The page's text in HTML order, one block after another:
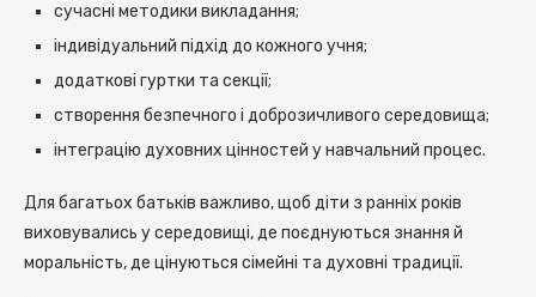
сучасні методики викладання;
індивідуальний підхід до кожного учня;
додаткові гуртки та секції;
створення безпечного і доброзичливого середовища;
інтеграцію духовних цінностей у навчальний процес.
Для багатьох батьків важливо, щоб діти з ранніх років
виховувались у середовищі, де поєднуються знання й
моральність, де цінуються сімейні та духовні традиції.